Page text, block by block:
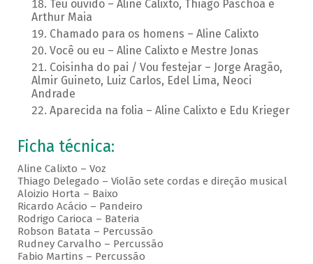
Teu ouvido – Aline Calixto, Thiago Paschoa e
Arthur Maia
Chamado para os homens – Aline Calixto
Você ou eu – Aline Calixto e Mestre Jonas
Coisinha do pai / Vou festejar – Jorge Aragão,
Almir Guineto, Luiz Carlos, Edel Lima, Neoci
Andrade
Aparecida na folia – Aline Calixto e Edu Krieger
Ficha técnica:
Aline Calixto – Voz
Thiago Delegado – Violão sete cordas e direção musical
Aloizio Horta – Baixo
Ricardo Acácio – Pandeiro
Rodrigo Carioca – Bateria
Robson Batata – Percussão
Rudney Carvalho – Percussão
Fabio Martins – Percussão